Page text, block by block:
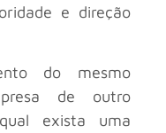
e direção
do mesmo
de outro
exista uma